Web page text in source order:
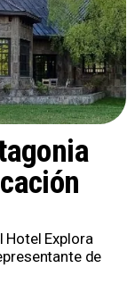
Hotel Explora
de